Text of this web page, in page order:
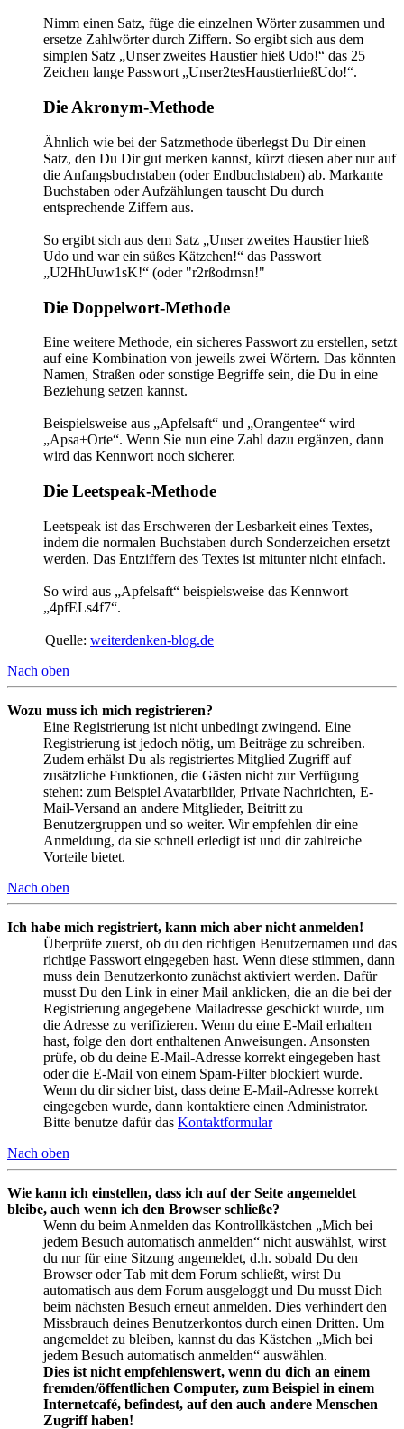
Nimm einen Satz, füge die einzelnen Wörter zusammen und
ersetze Zahlwörter durch Ziffern. So ergibt sich aus dem
simplen Satz „Unser zweites Haustier hieß Udo!“ das 25
Zeichen lange Passwort „Unser2tesHaustierhießUdo!“.
Die Akronym-Methode
Ähnlich wie bei der Satzmethode überlegst Du Dir einen
Satz, den Du Dir gut merken kannst, kürzt diesen aber nur auf
die Anfangsbuchstaben (oder Endbuchstaben) ab. Markante
Buchstaben oder Aufzählungen tauscht Du durch
entsprechende Ziffern aus.
So ergibt sich aus dem Satz „Unser zweites Haustier hieß
Udo und war ein süßes Kätzchen!“ das Passwort
„U2HhUuw1sK!“ (oder "r2rßodrnsn!"
Die Doppelwort-Methode
Eine weitere Methode, ein sicheres Passwort zu erstellen, setzt
auf eine Kombination von jeweils zwei Wörtern. Das könnten
Namen, Straßen oder sonstige Begriffe sein, die Du in eine
Beziehung setzen kannst.
Beispielsweise aus „Apfelsaft“ und „Orangentee“ wird
„Apsa+Orte“. Wenn Sie nun eine Zahl dazu ergänzen, dann
wird das Kennwort noch sicherer.
Die Leetspeak-Methode
Leetspeak ist das Erschweren der Lesbarkeit eines Textes,
indem die normalen Buchstaben durch Sonderzeichen ersetzt
werden. Das Entziffern des Textes ist mitunter nicht einfach.
So wird aus „Apfelsaft“ beispielsweise das Kennwort
„4pfELs4f7“.
Quelle: weiterdenken-blog.de
Nach oben
Wozu muss ich mich registrieren?
Eine Registrierung ist nicht unbedingt zwingend. Eine
Registrierung ist jedoch nötig, um Beiträge zu schreiben.
Zudem erhälst Du als registriertes Mitglied Zugriff auf
zusätzliche Funktionen, die Gästen nicht zur Verfügung
stehen: zum Beispiel Avatarbilder, Private Nachrichten, E-
Mail-Versand an andere Mitglieder, Beitritt zu
Benutzergruppen und so weiter. Wir empfehlen dir eine
Anmeldung, da sie schnell erledigt ist und dir zahlreiche
Vorteile bietet.
Nach oben
Ich habe mich registriert, kann mich aber nicht anmelden!
Überprüfe zuerst, ob du den richtigen Benutzernamen und das
richtige Passwort eingegeben hast. Wenn diese stimmen, dann
muss dein Benutzerkonto zunächst aktiviert werden. Dafür
musst Du den Link in einer Mail anklicken, die an die bei der
Registrierung angegebene Mailadresse geschickt wurde, um
die Adresse zu verifizieren. Wenn du eine E-Mail erhalten
hast, folge den dort enthaltenen Anweisungen. Ansonsten
prüfe, ob du deine E-Mail-Adresse korrekt eingegeben hast
oder die E-Mail von einem Spam-Filter blockiert wurde.
Wenn du dir sicher bist, dass deine E-Mail-Adresse korrekt
eingegeben wurde, dann kontaktiere einen Administrator.
Bitte benutze dafür das Kontaktformular
Nach oben
Wie kann ich einstellen, dass ich auf der Seite angemeldet
bleibe, auch wenn ich den Browser schließe?
Wenn du beim Anmelden das Kontrollkästchen „Mich bei
jedem Besuch automatisch anmelden“ nicht auswählst, wirst
du nur für eine Sitzung angemeldet, d.h. sobald Du den
Browser oder Tab mit dem Forum schließt, wirst Du
automatisch aus dem Forum ausgeloggt und Du musst Dich
beim nächsten Besuch erneut anmelden. Dies verhindert den
Missbrauch deines Benutzerkontos durch einen Dritten. Um
angemeldet zu bleiben, kannst du das Kästchen „Mich bei
jedem Besuch automatisch anmelden“ auswählen.
Dies ist nicht empfehlenswert, wenn du dich an einem
fremden/öffentlichen Computer, zum Beispiel in einem
Internetcafé, befindest, auf den auch andere Menschen
Zugriff haben!